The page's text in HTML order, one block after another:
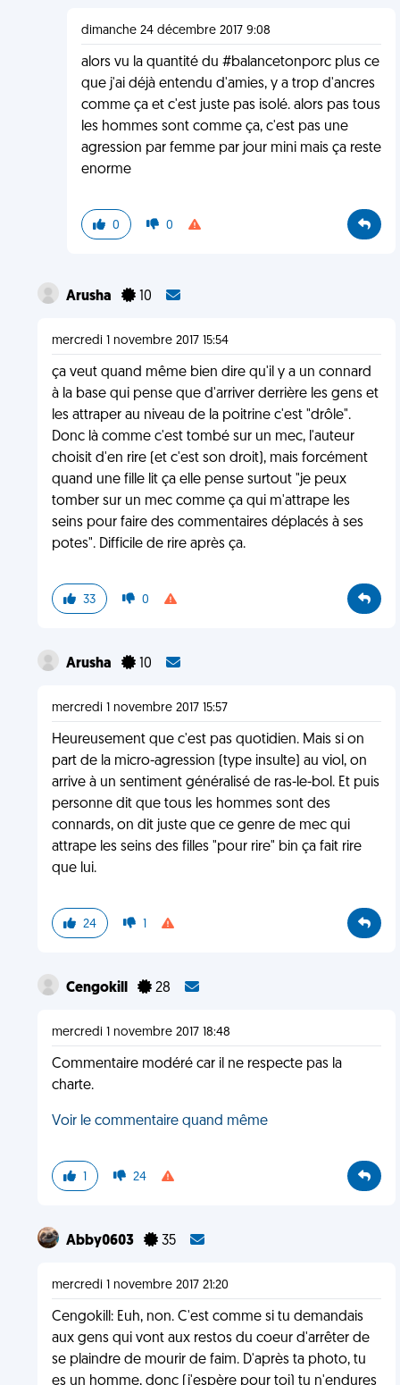
dimanche 24 décembre 2017 9:08
alors vu la quantité du #balancetonporc plus ce
que j'ai déjà entendu d'amies, y a trop d'ancres
comme ça et c'est juste pas isolé. alors pas tous
les hommes sont comme ça, c'est pas une
agression par femme par jour mini mais ça reste
enorme
0 0
Arusha 10
mercredi 1 novembre 2017 15:54
ça veut quand même bien dire qu'il y a un connard
à la base qui pense que d'arriver derrière les gens et
les attraper au niveau de la poitrine c'est "drôle".
Donc là comme c'est tombé sur un mec, l'auteur
choisit d'en rire (et c'est son droit), mais forcément
quand une fille lit ça elle pense surtout "je peux
tomber sur un mec comme ça qui m'attrape les
seins pour faire des commentaires déplacés à ses
potes". Difficile de rire après ça.
33 0
Arusha 10
mercredi 1 novembre 2017 15:57
Heureusement que c'est pas quotidien. Mais si on
part de la micro-agression (type insulte) au viol, on
arrive à un sentiment généralisé de ras-le-bol. Et puis
personne dit que tous les hommes sont des
connards, on dit juste que ce genre de mec qui
attrape les seins des filles "pour rire" bin ça fait rire
que lui.
24 1
Cengokill 28
mercredi 1 novembre 2017 18:48
Commentaire modéré car il ne respecte pas la
charte.
Voir le commentaire quand même
1 24
Abby0603 35
mercredi 1 novembre 2017 21:20
Cengokill: Euh, non. C'est comme si tu demandais
aux gens qui vont aux restos du coeur d'arrêter de
se plaindre de mourir de faim. D'après ta photo, tu
es un homme, donc (j'espère pour toi) tu n'endures